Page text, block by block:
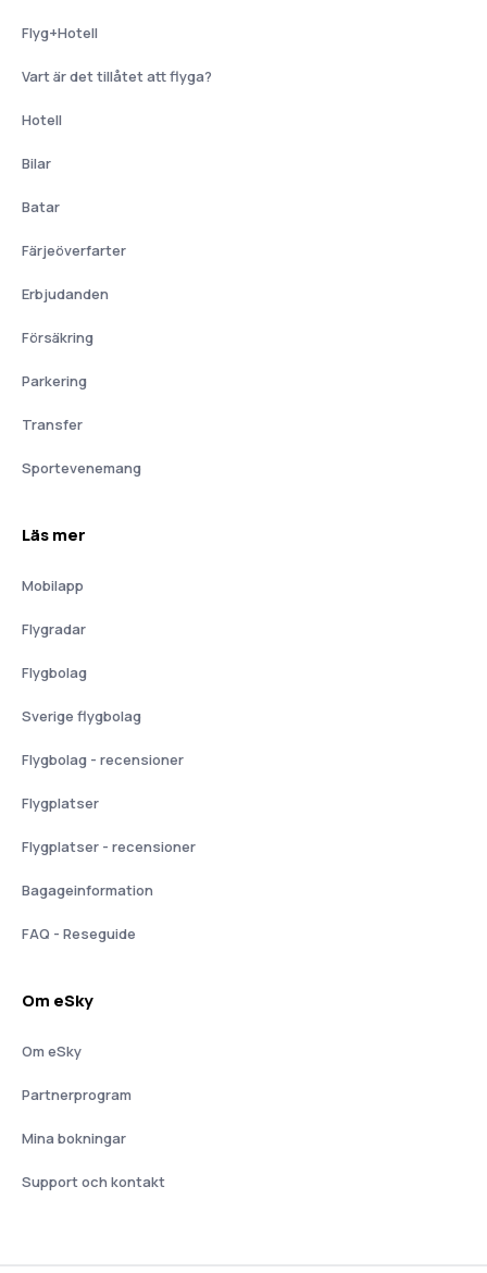
Flyg+Hotell
Vart är det tillåtet att flyga?
Hotell
Bilar
Batar
Färjeöverfarter
Erbjudanden
Försäkring
Parkering
Transfer
Sportevenemang
Läs mer
Mobilapp
Flygradar
Flygbolag
Sverige flygbolag
Flygbolag - recensioner
Flygplatser
Flygplatser - recensioner
Bagageinformation
FAQ - Reseguide
Om eSky
Om eSky
Partnerprogram
Mina bokningar
Support och kontakt